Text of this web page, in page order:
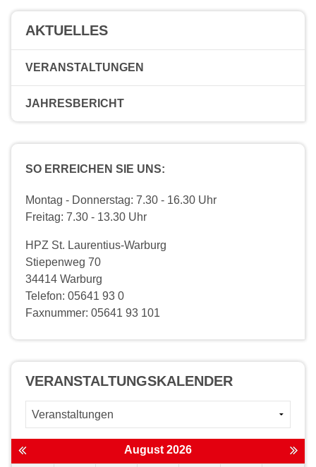
AKTUELLES
VERANSTALTUNGEN
JAHRESBERICHT
SO ERREICHEN SIE UNS:
Montag - Donnerstag: 7.30 - 16.30 Uhr
Freitag: 7.30 - 13.30 Uhr
HPZ St. Laurentius-Warburg
Stiepenweg 70
34414 Warburg
Telefon: 05641 93 0
Faxnummer: 05641 93 101
VERANSTALTUNGS­KALENDER
August 2026